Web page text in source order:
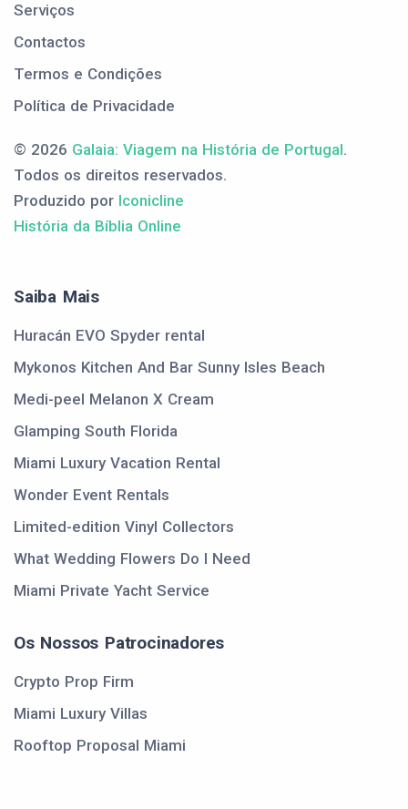
Serviços
Contactos
Termos e Condições
Política de Privacidade
© 2026 Galaia: Viagem na História de Portugal.
Todos os direitos reservados.
Produzido por Iconicline
História da Bíblia Online
Saiba Mais
Huracán EVO Spyder rental
Mykonos Kitchen And Bar Sunny Isles Beach
Medi-peel Melanon X Cream
Glamping South Florida
Miami Luxury Vacation Rental
Wonder Event Rentals
Limited-edition Vinyl Collectors
What Wedding Flowers Do I Need
Miami Private Yacht Service
Os Nossos Patrocinadores
Crypto Prop Firm
Miami Luxury Villas
Rooftop Proposal Miami